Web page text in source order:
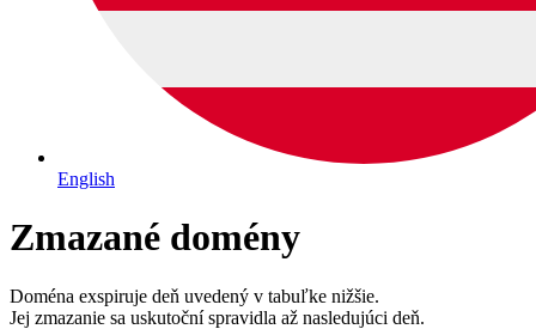
English
Zmazané domény
Doména exspiruje deň uvedený v tabuľke nižšie.
Jej zmazanie sa uskutoční spravidla až nasledujúci deň.